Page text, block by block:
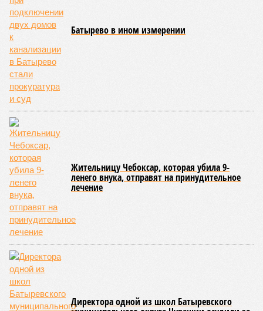
Среди наиболее часто встречающихся нарушений
оказались следующие: ненадлежащее содержание
территории и несоблюдение санитарно-гигиенических норм
на ней; нарушения в процессе организации питания детей и
при обеспечении питьевого режима; а также
несвоевременное или неполное проведение медицинских
осмотров сотрудников лагерей.
Особый контроль был направлен на персонал,
работающий на пищеблоках. В ходе этих проверок у 20
человек были обнаружены возбудители инфекций –
указанные сотрудники были незамедлительно отстранены
от выполнения своих обязанностей и направлены на
лечение.
Представители ведомства отметили, что оперативное
принятие указанных мер позволило избежать
возникновения массовых инфекционных заболеваний
среди детей, находившихся в оздоровительных
учреждениях.
Помимо этого, специалистами проводился лабораторный
контроль качества воды и готовой продукции: из всех
отобранных проб воды в двух случаях (что составило